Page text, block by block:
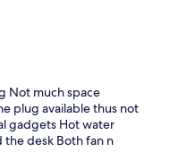
Not much space
plug available thus not
gadgets Hot water
the desk Both fan n